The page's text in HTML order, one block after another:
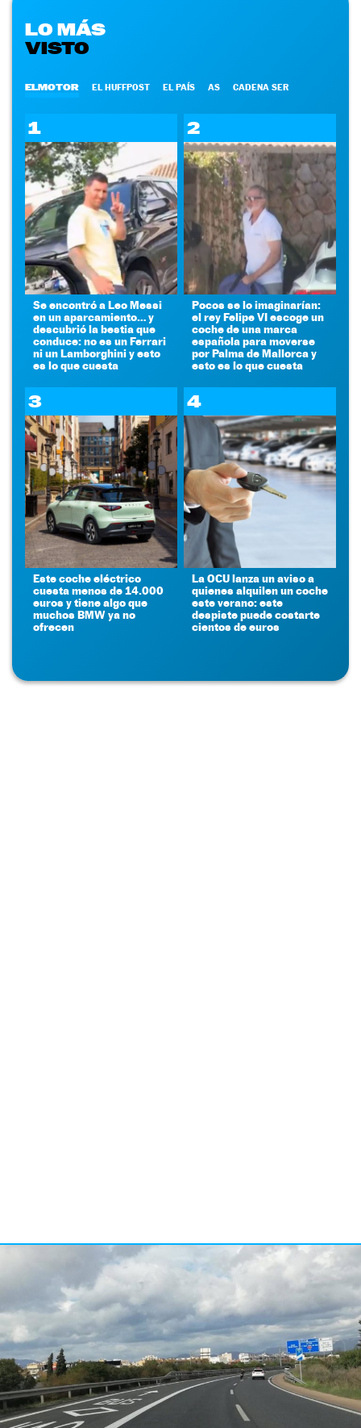
LO MÁS
VISTO
ELMOTOR EL HUFFPOST EL PAÍS AS CADENA SER
1
Se encontró a Leo Messi
en un aparcamiento… y
descubrió la bestia que
conduce: no es un Ferrari
ni un Lamborghini y esto
es lo que cuesta
2
Pocos se lo imaginarían:
el rey Felipe VI escoge un
coche de una marca
española para moverse
por Palma de Mallorca y
esto es lo que cuesta
3
Este coche eléctrico
cuesta menos de 14.000
euros y tiene algo que
muchos BMW ya no
ofrecen
4
La OCU lanza un aviso a
quienes alquilen un coche
este verano: este
despiste puede costarte
cientos de euros